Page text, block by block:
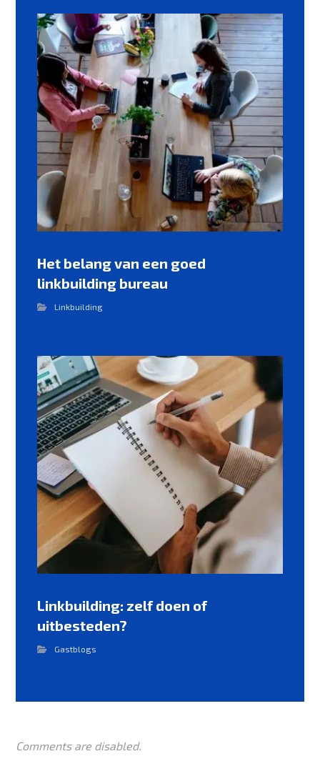
Het belang van een goed
linkbuilding bureau
Linkbuilding
Linkbuilding: zelf doen of
uitbesteden?
Gastblogs
Comments are disabled.